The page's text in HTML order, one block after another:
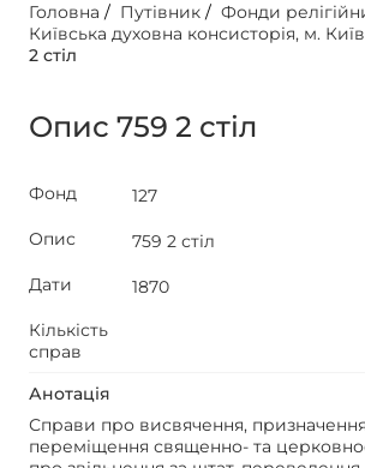
Головна / Путівник / Фонди
Київська духовна консисторія, м. Київ
2 стіл
Опис 759 2 стіл
Фонд
127
Опис
759 2 стіл
Дати
1870
Кількість
справ
Анотація
Справи про висвячення, призначення
переміщення священно- та